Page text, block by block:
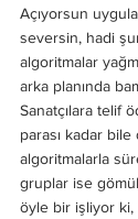
Açıyorsun
seversin, hadi
algoritmalar
arka planında
Sanatçılara telif
parası kadar bile
algoritmalarla
gruplar ise
öyle bir işliyor ki,